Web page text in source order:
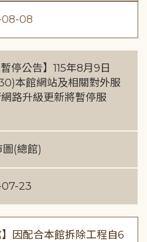
08
停公告】115年8月9日
本館網站及相關對外服
路升級更新將暫停服
(總館)
23
】因配合本館拆除工程自6